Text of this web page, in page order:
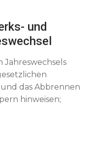
und
Jahreswechsels
das Abbrennen
hinweisen;